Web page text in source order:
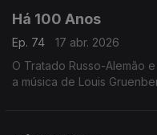
Há 100 Anos
Ep. 74
17 abr. 2026
O Tratado Russo-Alemão
a música de Louis